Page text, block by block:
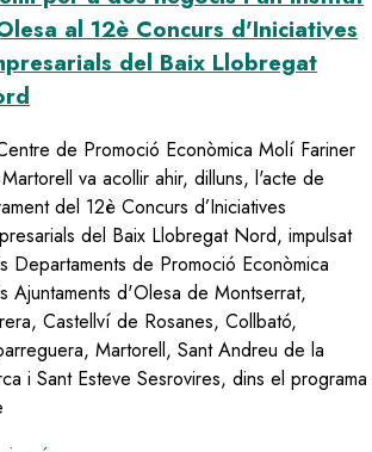
al 12è Concurs d'Iniciatives
del Baix Llobregat
de Promoció Econòmica Molí Fariner
va acollir ahir, dilluns, l'acte de
del 12è Concurs d’Iniciatives
del Baix Llobregat Nord, impulsat
Departaments de Promoció Econòmica
Ajuntaments d'Olesa de Montserrat,
Castellví de Rosanes, Collbató,
Martorell, Sant Andreu de la
i Sant Esteve Sesrovires, dins el programa